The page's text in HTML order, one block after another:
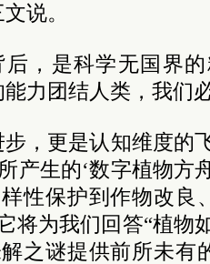
说。
，是科学无国界的
力团结人类，我们
，更是认知维度的
产生的‘数字植物方
性保护到作物改良
将为我们回答“植物
之谜提供前所未有